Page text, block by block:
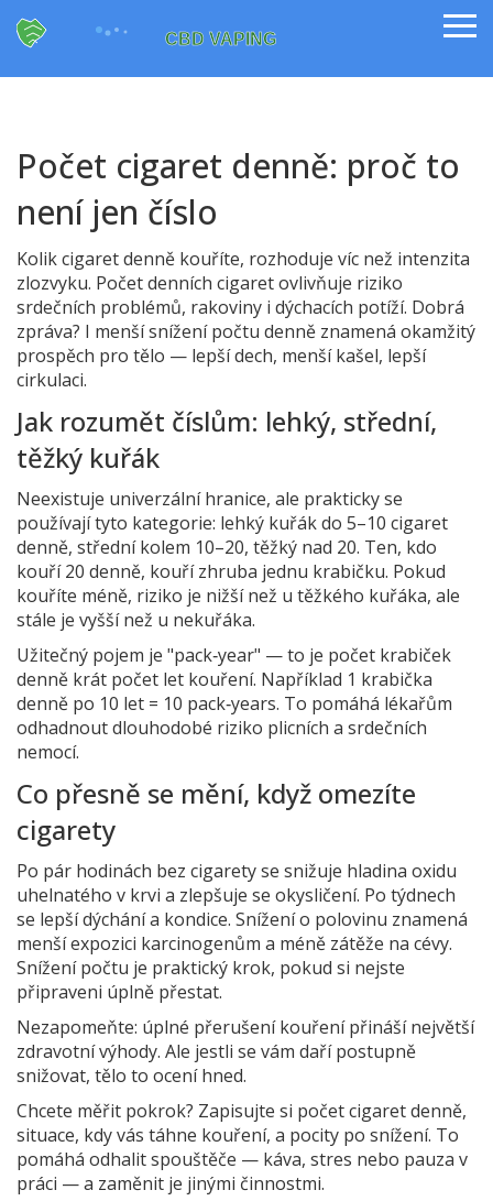
Počet cigaret denně: proč to
není jen číslo
Kolik cigaret denně kouříte, rozhoduje víc než intenzita
zlozvyku. Počet denních cigaret ovlivňuje riziko
srdečních problémů, rakoviny i dýchacích potíží. Dobrá
zpráva? I menší snížení počtu denně znamená okamžitý
prospěch pro tělo — lepší dech, menší kašel, lepší
cirkulaci.
Jak rozumět číslům: lehký, střední,
těžký kuřák
Neexistuje univerzální hranice, ale prakticky se
používají tyto kategorie: lehký kuřák do 5–10 cigaret
denně, střední kolem 10–20, těžký nad 20. Ten, kdo
kouří 20 denně, kouří zhruba jednu krabičku. Pokud
kouříte méně, riziko je nižší než u těžkého kuřáka, ale
stále je vyšší než u nekuřáka.
Užitečný pojem je "pack‑year" — to je počet krabiček
denně krát počet let kouření. Například 1 krabička
denně po 10 let = 10 pack‑years. To pomáhá lékařům
odhadnout dlouhodobé riziko plicních a srdečních
nemocí.
Co přesně se mění, když omezíte
cigarety
Po pár hodinách bez cigarety se snižuje hladina oxidu
uhelnatého v krvi a zlepšuje se okysličení. Po týdnech
se lepší dýchání a kondice. Snížení o polovinu znamená
menší expozici karcinogenům a méně zátěže na cévy.
Snížení počtu je praktický krok, pokud si nejste
připraveni úplně přestat.
Nezapomeňte: úplné přerušení kouření přináší největší
zdravotní výhody. Ale jestli se vám daří postupně
snižovat, tělo to ocení hned.
Chcete měřit pokrok? Zapisujte si počet cigaret denně,
situace, kdy vás táhne kouření, a pocity po snížení. To
pomáhá odhalit spouštěče — káva, stres nebo pauza v
práci — a zaměnit je jinými činnostmi.